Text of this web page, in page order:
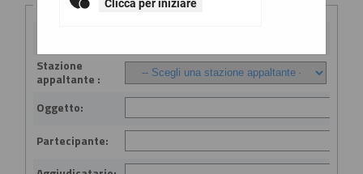
Clicca per iniziare
Criteri di ricerca
Stazione
appaltante :
Oggetto:
Partecipante: